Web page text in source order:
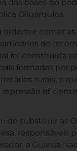
das bases do
Oligárquica.
ordem e conter
do
foi constituída
formadas por
rurais, o
de substituir as
responsáveis
a Guarda